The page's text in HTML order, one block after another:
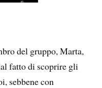
del gruppo, Marta,
fatto di scoprire gli
sebbene con